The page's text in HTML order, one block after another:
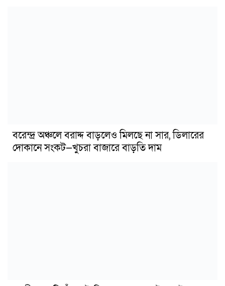
বরেন্দ্র অঞ্চলে বরাদ্দ বাড়লেও মিলছে না সার, ডিলারের
দোকানে সংকট—খুচরা বাজারে বাড়তি দাম